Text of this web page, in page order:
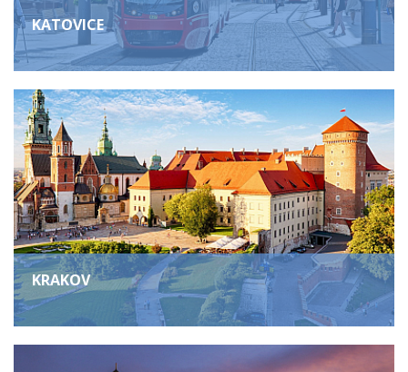
KATOVICE
KRAKOV